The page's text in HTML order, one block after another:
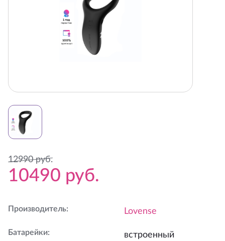
12990руб.
10490 руб.
Производитель: Lovense
Батарейки:
встроенный